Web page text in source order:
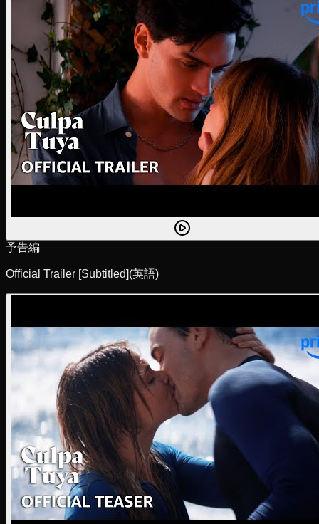
予告編
Official Trailer [Subtitled](英語)